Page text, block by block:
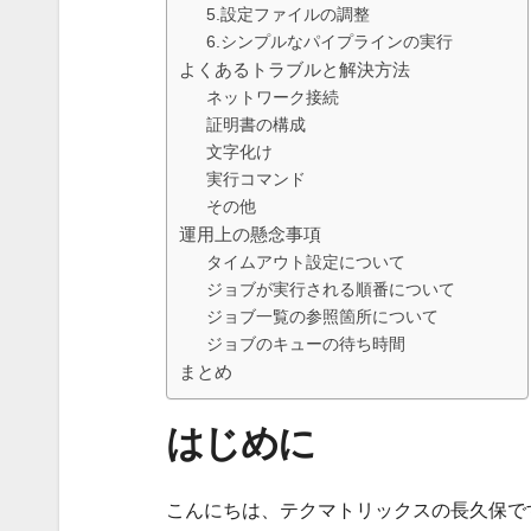
5.設定ファイルの調整
6.シンプルなパイプラインの実行
よくあるトラブルと解決方法
ネットワーク接続
証明書の構成
文字化け
実行コマンド
その他
運用上の懸念事項
タイムアウト設定について
ジョブが実行される順番について
ジョブ一覧の参照箇所について
ジョブのキューの待ち時間
まとめ
はじめに
こんにちは、テクマトリックスの長久保で